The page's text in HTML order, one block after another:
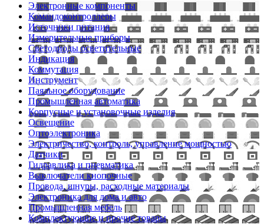
Электронные компоненты
Командоконтроллеры
Источники питания
Измерительные приборы
Светодиоды осветительные
Индикация
Коммутация
Инструмент
Паяльное оборудование
Промышленная автоматика
Корпусные и установочные изделия
Освещение
Оптоэлектроника
Электричество, контроль, управление мощностью
Датчики
Гидравлика и пневматика
Выключатели кнопочные
Провода, шнуры, расходные материалы
Электроника для дома и авто
Промышленная мебель
Комплектующие и прочие товары